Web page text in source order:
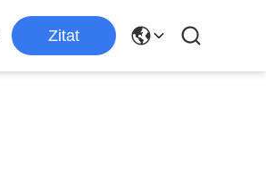
Zitat